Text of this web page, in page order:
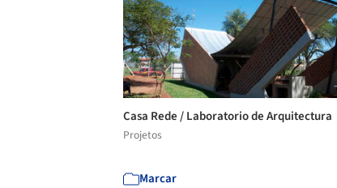
Casa Rede / Laboratorio de Arquitectura
Projetos
Marcar